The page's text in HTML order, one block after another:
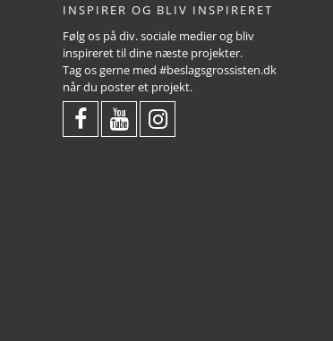
INSPIRER OG BLIV INSPIRERET
Følg os på div. sociale medier og bliv
inspireret til dine næste projekter.
Tag os gerne med #beslagsgrossisten.dk
når du poster et projekt.